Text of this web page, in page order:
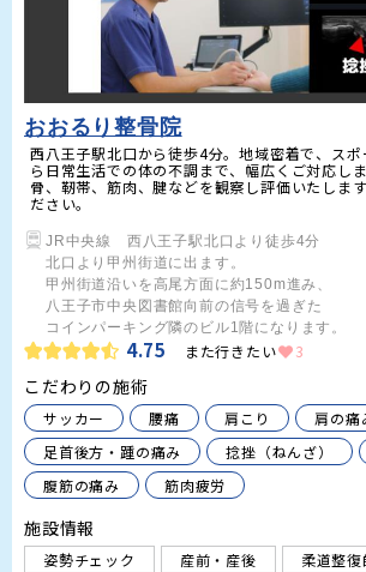
おおるり整骨院
西八王子駅北口から徒歩4分。地域密着で、ス
ら日常生活での体の不調まで、幅広くご対応し
骨、靭帯、筋肉、腱などを観察し評価いたしま
ださい。
JR中央線　西八王子駅北口より徒歩4分
北口より甲州街道に出ます。
甲州街道沿いを高尾方面に約150m進み、
八王子市中央図書館向前の信号を過ぎた
コインパーキング隣のビル1階になります。
4.75 また行きたい 3
こだわりの施術
サッカー 腰痛 肩こり 肩の痛
足首後方・踵の痛み
捻挫（ねんざ）
腹筋の痛み
筋肉疲労
施設情報
姿勢チェック 産前・産後
柔道整復